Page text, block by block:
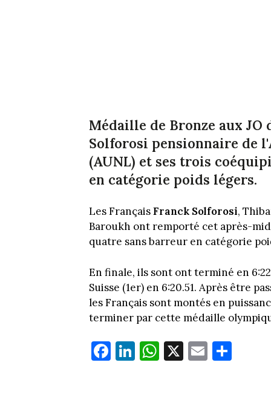
Médaille de Bronze aux
Solforosi pensionnaire de
(AUNL) et ses trois
en catégorie poids légers.
Les FrançaisFranck Solforosi,
Baroukh ont remporté cet après-
quatre sans barreur en catégorie
En finale, ils sont ont terminé en
Suisse (1er) en 6:20.51. Après être
les Français sont montés en
terminer par cette médaille
Fa
ce
Li
nk
W
ha
X E
m